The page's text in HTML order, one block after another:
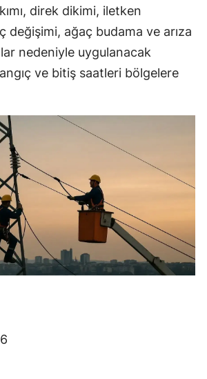
direk dikimi, iletken
değişimi, ağaç budama ve arıza
nedeniyle uygulanacak
ve bitiş saatleri bölgelere